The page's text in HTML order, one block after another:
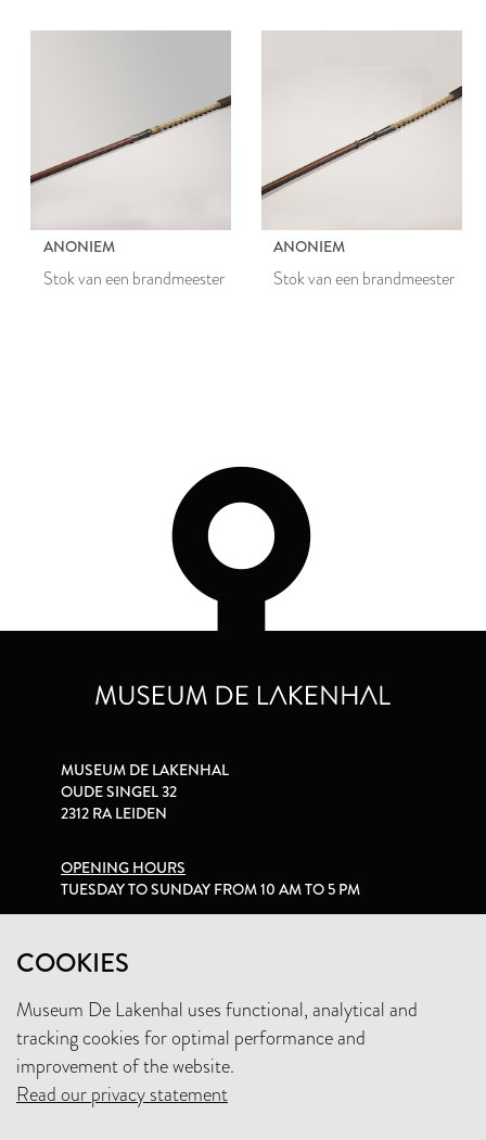
ANONIEM
Stok van een brandmeester
ANONIEM
Stok van een brandmeester
COOKIES
Museum De Lakenhal uses functional, analytical and
tracking cookies for optimal performance and
improvement of the website.
Read our privacy statement
MUSEUM DE LAKENHAL
OUDE SINGEL 32
2312 RA LEIDEN
OPENING HOURS
TUESDAY TO SUNDAY FROM 10 AM TO 5 PM
+31 (0)71 5165360
INFO@LAKENHAL.NL
SUPPORT THE MUSEUM